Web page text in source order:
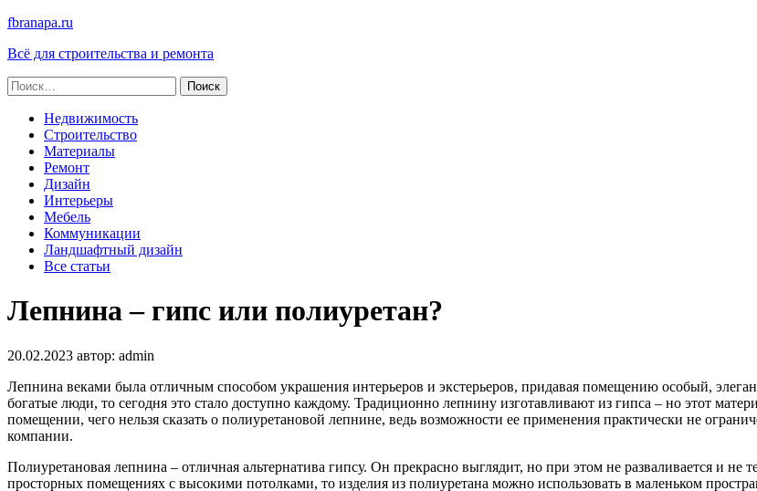
fbranapa.ru
Всё для строительства и ремонта
Найти:
Недвижимость
Строительство
Материалы
Ремонт
Дизайн
Интерьеры
Мебель
Коммуникации
Ландшафтный дизайн
Все статьи
Лепнина – гипс или полиуретан?
20.02.2023 автор: admin
Лепнина веками была отличным способом украшения интерьеров и экстерьеров, придавая помещению особый,
богатые люди, то сегодня это стало доступно каждому. Традиционно лепнину изготавливают из гипса – но этот
помещении, чего нельзя сказать о полиуретановой лепнине, ведь возможности ее применения практически не
компании.
Полиуретановая лепнина – отличная альтернатива гипсу. Он прекрасно выглядит, но при этом не разваливается и
просторных помещениях с высокими потолками, то изделия из полиуретана можно использовать в маленьком